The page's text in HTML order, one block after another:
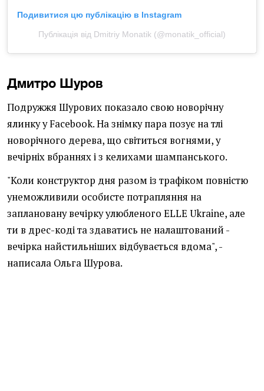
Подивитися цю публікацію в Instagram
Публікація від Dmitriy Monatik (@monatik_official)
Дмитро Шуров
Подружжя Шурових показало свою новорічну
ялинку у Facebook. На знімку пара позує на тлі
новорічного дерева, що світиться вогнями, у
вечірніх вбраннях і з келихами шампанського.
"Коли конструктор дня разом із трафіком повністю
унеможливили особисте потрапляння на
заплановану вечірку улюбленого ELLE Ukraine, але
ти в дрес-коді та здаватись не налаштований -
вечірка найстильніших відбувається вдома", -
написала Ольга Шурова.